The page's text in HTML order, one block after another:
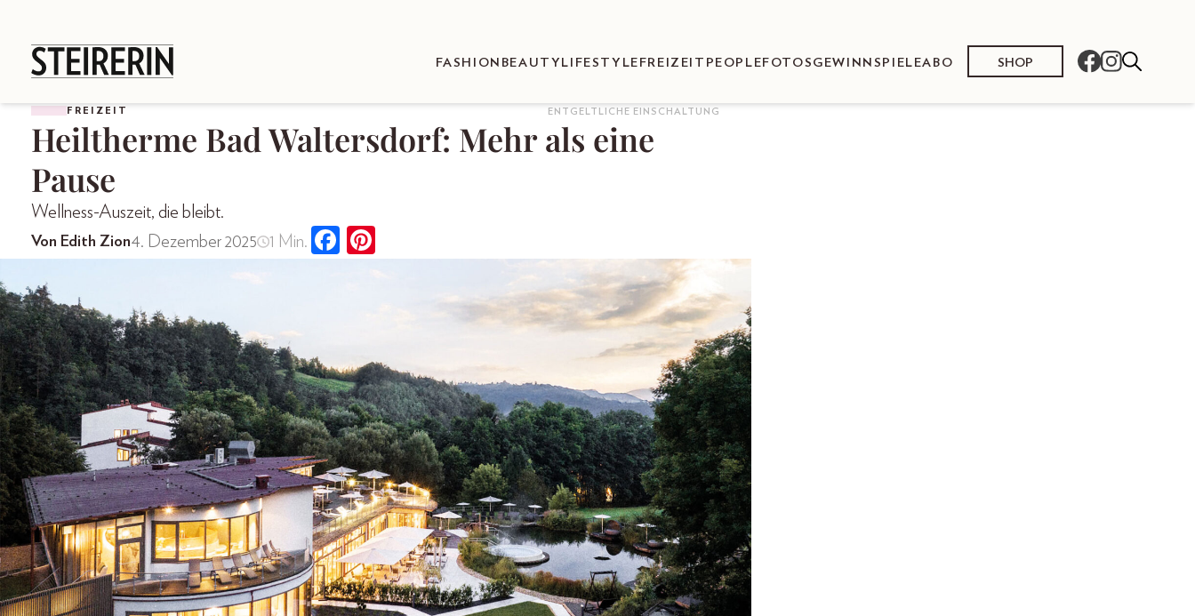
FASHION BEAUTY LIFESTYLE FREIZEIT PEOPLE FOTOS GEWINNSPIELEABO SHOP
FREIZEIT ENTGELTLICHE EINSCHALTUNG
Heiltherme Bad Waltersdorf: Mehr als eine
Pause
Wellness-Auszeit, die bleibt.
Von Edith Zion4. Dezember 2025 1 Min.